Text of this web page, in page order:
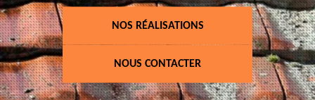
NOS RÉALISATIONS
NOUS CONTACTER